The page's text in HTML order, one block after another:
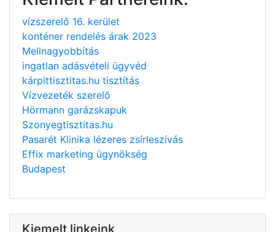
vízszerelő 16. kerület
konténer rendelés árak 2023
Mellnagyobbítás
ingatlan adásvételi ügyvéd
kárpittisztitas.hu tisztítás
Vízvezeték szerelő
Hörmann garázskapuk
Szonyegtisztitas.hu
Pasarét Klinika lézeres zsírleszívás
Effix marketing ügynökség
Budapest
Kiemelt linkeink